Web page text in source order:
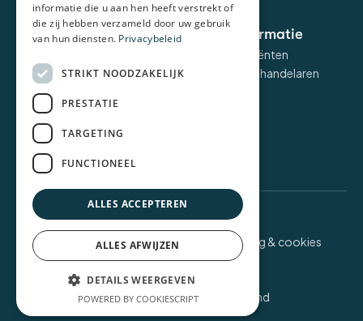
Voor wie
POH-GGZ
Huisarts
Leefstijlcoaches
GGZ-Specialist
Meer informatie
FAQ voor cliënten
FAQ voor behandelaren
Privacyverklaring & cookies
Cookie voorkeuren
Website door: Market Your Brand
informatie die u aan hen heeft verstrekt of
die zij hebben verzameld door uw gebruik
van hun diensten. Privacybeleid
STRIKT NOODZAKELIJK
PRESTATIE
TARGETING
FUNCTIONEEL
ALLES ACCEPTEREN
ALLES AFWIJZEN
DETAILS WEERGEVEN
POWERED BY COOKIESCRIPT